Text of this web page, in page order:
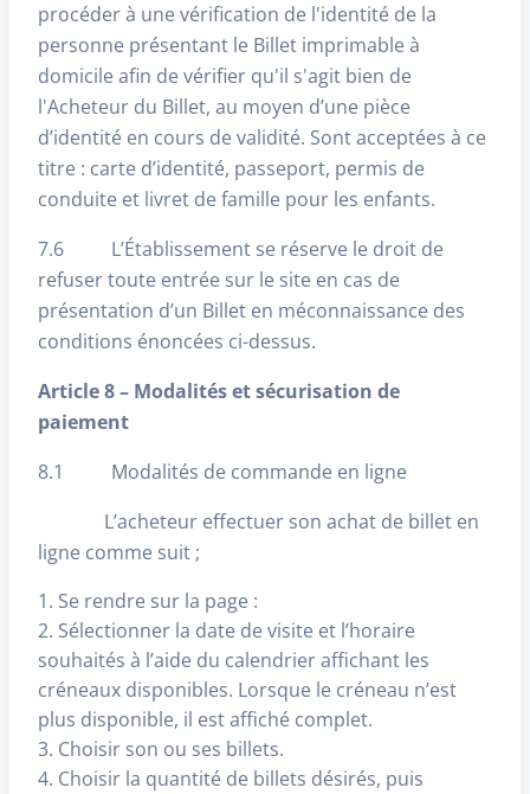
procéder à une vérification de l'identité de la
personne présentant le Billet imprimable à
domicile afin de vérifier qu'il s'agit bien de
l'Acheteur du Billet, au moyen d’une pièce
d’identité en cours de validité. Sont acceptées à ce
titre : carte d’identité, passeport, permis de
conduite et livret de famille pour les enfants.
7.6 L’Établissement se réserve le droit de
refuser toute entrée sur le site en cas de
présentation d’un Billet en méconnaissance des
conditions énoncées ci-dessus.
Article 8 – Modalités et sécurisation de
paiement
8.1 Modalités de commande en ligne
L’acheteur effectuer son achat de billet en
ligne comme suit ;
1. Se rendre sur la page :
2. Sélectionner la date de visite et l’horaire
souhaités à l’aide du calendrier affichant les
créneaux disponibles. Lorsque le créneau n’est
plus disponible, il est affiché complet.
3. Choisir son ou ses billets.
4. Choisir la quantité de billets désirés, puis